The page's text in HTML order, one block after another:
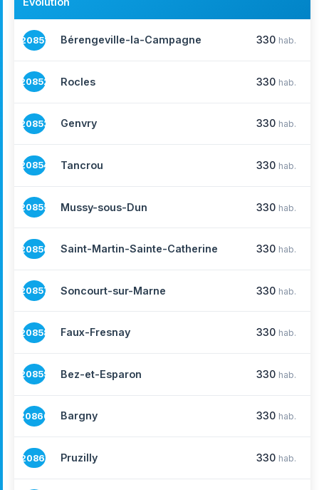
20851 Bérengeville-la-Campagne 330 hab.
20852 Rocles 330 hab.
20853 Genvry 330 hab.
20854 Tancrou 330 hab.
20855 Mussy-sous-Dun 330 hab.
20856 Saint-Martin-Sainte-Catherine 330 hab.
20857 Soncourt-sur-Marne 330 hab.
20858 Faux-Fresnay 330 hab.
20859 Bez-et-Esparon 330 hab.
20860 Bargny 330 hab.
20861 Pruzilly 330 hab.